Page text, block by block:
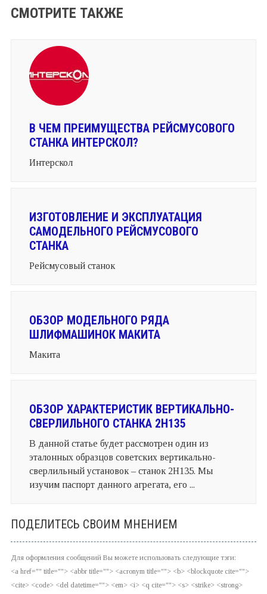
СМОТРИТЕ ТАКЖЕ
В ЧЕМ ПРЕИМУЩЕСТВА РЕЙСМУСОВОГО
СТАНКА ИНТЕРСКОЛ?
Интерскол
ИЗГОТОВЛЕНИЕ И ЭКСПЛУАТАЦИЯ
САМОДЕЛЬНОГО РЕЙСМУСОВОГО
СТАНКА
Рейсмусовый станок
ОБЗОР МОДЕЛЬНОГО РЯДА
ШЛИФМАШИНОК МАКИТА
Макита
ОБЗОР ХАРАКТЕРИСТИК ВЕРТИКАЛЬНО-
СВЕРЛИЛЬНОГО СТАНКА 2Н135
В данной статье будет рассмотрен один из
эталонных образцов советских вертикально-
сверлильный установок – станок 2Н135. Мы
изучим паспорт данного агрегата, его ...
ПОДЕЛИТЕСЬ СВОИМ МНЕНИЕМ
Для оформления сообщений Вы можете использовать следующие тэги:
<a href="" title=""> <abbr title=""> <acronym title=""> <b> <blockquote cite="">
<cite> <code> <del datetime=""> <em> <i> <q cite=""> <s> <strike> <strong>